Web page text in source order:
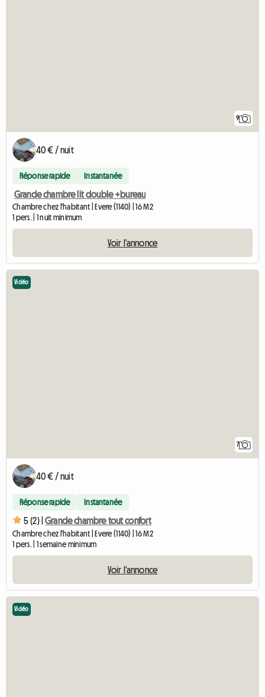
9
40 € / nuit
Réponse rapide Instantanée
Grande chambre lit double +bureau
Chambre chez l'habitant | Evere (1140) | 16 M2
1 pers. | 1 nuit minimum
Voir l'annonce
7
Vidéo
40 € / nuit
Réponse rapide Instantanée
5 (2) | Grande chambre tout confort
Chambre chez l'habitant | Evere (1140) | 16 M2
1 pers. | 1 semaine minimum
Voir l'annonce
Vidéo